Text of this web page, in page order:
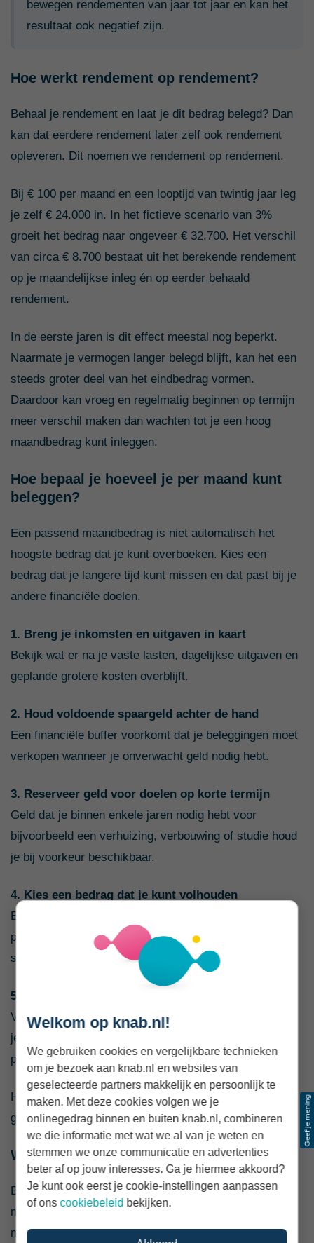
bewegen rendementen van jaar tot jaar en kan het
resultaat ook negatief zijn.
Hoe werkt rendement op rendement?
Behaal je rendement en laat je dit bedrag belegd? Dan
kan dat eerdere rendement later zelf ook rendement
opleveren. Dit noemen we rendement op rendement.
Bij € 100 per maand en een looptijd van twintig jaar leg
je zelf € 24.000 in. In het fictieve scenario van 3%
groeit het bedrag naar ongeveer € 32.700. Het verschil
van circa € 8.700 bestaat uit het berekende rendement
op je maandelijkse inleg én op eerder behaald
rendement.
In de eerste jaren is dit effect meestal nog beperkt.
Naarmate je vermogen langer belegd blijft, kan het een
steeds groter deel van het eindbedrag vormen.
Daardoor kan vroeg en regelmatig beginnen op termijn
meer verschil maken dan wachten tot je een hoog
maandbedrag kunt inleggen.
Hoe bepaal je hoeveel je per maand kunt
beleggen?
Een passend maandbedrag is niet automatisch het
hoogste bedrag dat je kunt overboeken. Kies een
bedrag dat je langere tijd kunt missen en dat past bij je
andere financiële doelen.
1. Breng je inkomsten en uitgaven in kaart
Bekijk wat er na je vaste lasten, dagelijkse uitgaven en
geplande grotere kosten overblijft.
2. Houd voldoende spaargeld achter de hand
Een financiële buffer voorkomt dat je beleggingen moet
verkopen wanneer je onverwacht geld nodig hebt.
3. Reserveer geld voor doelen op korte termijn
Geld dat je binnen enkele jaren nodig hebt voor
bijvoorbeeld een verhuizing, verbouwing of studie houd
je bij voorkeur beschikbaar.
4. Kies een bedrag dat je kunt volhouden
Een lager maandbedrag dat structureel past, is vaak
praktischer dan een hoge inleg die je regelmatig moet
stopzetten.
5. Controleer je inleg regelmatig
Veranderen je inkomen, uitgaven of plannen? Dan kun
je je maandelijkse inleg verhogen, verlagen of tijdelijk
pauzeren.
Heb je nog weinig beschikbaar? Lees dan ook hoeveel
geld jenodig hebt om te beginnen met beleggen.
Waarom iedere maand inleggen?
Bij periodiek beleggen leg je automatisch op vaste
momenten een bedrag in. Daardoor hoef je niet iedere
maand opnieuw te bepalen of dit een goed moment is
Welkom op knab.nl!
We gebruiken cookies en vergelijkbare technieken
om je bezoek aan knab.nl en websites van
geselecteerde partners makkelijk en persoonlijk te
maken. Met deze cookies volgen we je
onlinegedrag binnen en buiten knab.nl, combineren
we die informatie met wat we al van je weten en
stemmen we onze communicatie en advertenties
beter af op jouw interesses. Ga je hiermee akkoord?
Je kunt ook eerst je cookie-instellingen aanpassen
of onscookiebeleid bekijken.